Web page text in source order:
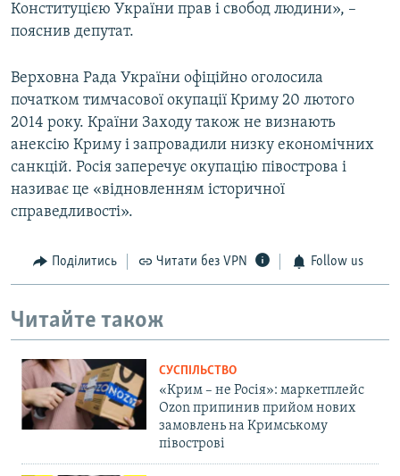
Конституцією України прав і свобод людини», –
пояснив депутат.
Верховна Рада України офіційно оголосила
початком тимчасової окупації Криму 20 лютого
2014 року. Країни Заходу також не визнають
анексію Криму і запровадили низку економічних
санкцій. Росія заперечує окупацію півострова і
називає це «відновленням історичної
справедливості».
Поділитись Читати без VPN Follow us
Читайте також
СУСПІЛЬСТВО
«Крим – не Росія»: маркетплейс
Ozon припинив прийом нових
замовлень на Кримському
півострові